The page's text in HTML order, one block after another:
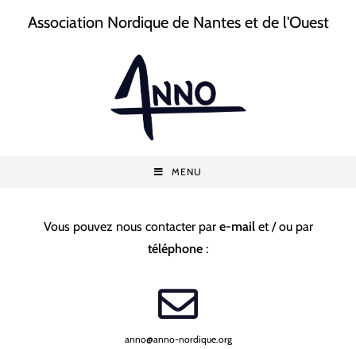
Association Nordique de Nantes et de l'Ouest
MENU
Vous pouvez nous contacter par e-mailet / ou par
téléphone :
anno@anno-nordique.org